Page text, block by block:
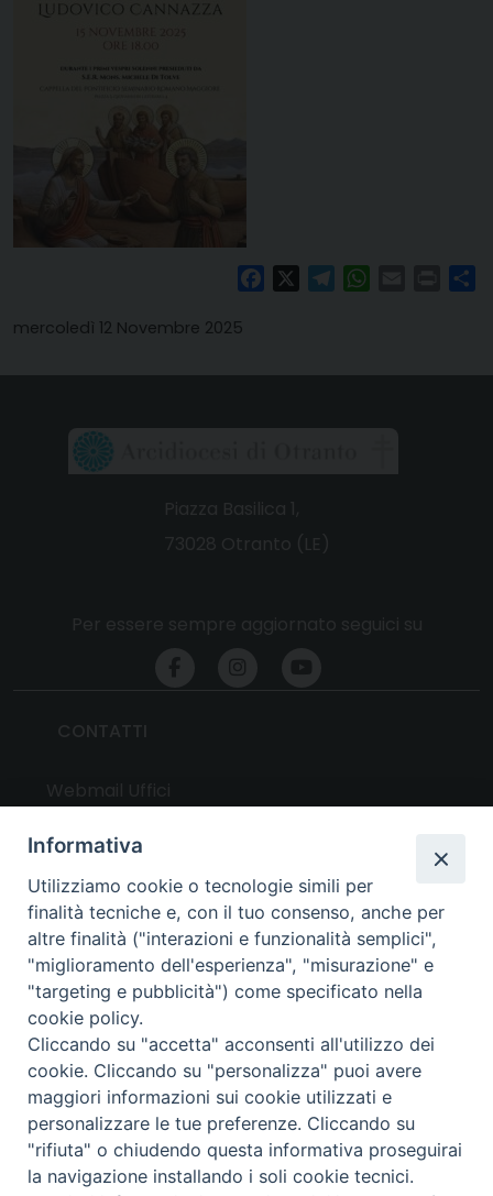
FacebookTelegramWhatsAppPrint
mercoledì 12 Novembre 2025
UTILITY
News
Altri articoli
Notizie nazionali
Download
Amministrazione Trasparente
Privacy e cookie policy
Informativa
Utilizziamo cookie o tecnologie simili per
finalità tecniche e, con il tuo consenso, anche per
altre finalità ("interazioni e funzionalità semplici",
"miglioramento dell'esperienza", "misurazione" e
"targeting e pubblicità") come specificato nella
cookie policy.
Cliccando su "accetta" acconsenti all'utilizzo dei
cookie. Cliccando su "personalizza" puoi avere
maggiori informazioni sui cookie utilizzati e
personalizzare le tue preferenze. Cliccando su
"rifiuta" o chiudendo questa informativa proseguirai
la navigazione installando i soli cookie tecnici.